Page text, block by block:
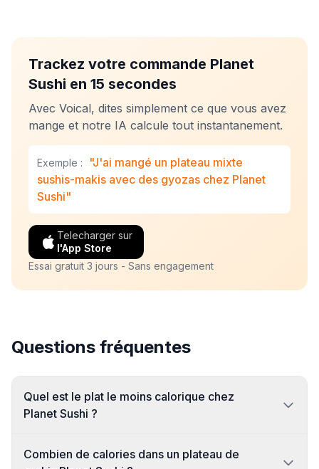
Trackez votre commande Planet
Sushi en 15 secondes
Avec Voical, dites simplement ce que vous avez
mange et notre IA calcule tout instantanement.
Exemple :
"J'ai mangé un plateau mixte
sushis-makis avec des gyozas chez Planet
Sushi"
Telecharger sur
l'App Store
Essai gratuit 3 jours - Sans engagement
Questions fréquentes
Quel est le plat le moins calorique chez
Planet Sushi ?
Combien de calories dans un plateau de